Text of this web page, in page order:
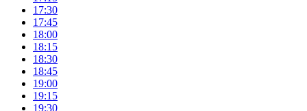
17:30
17:45
18:00
18:15
18:30
18:45
19:00
19:15
19:30